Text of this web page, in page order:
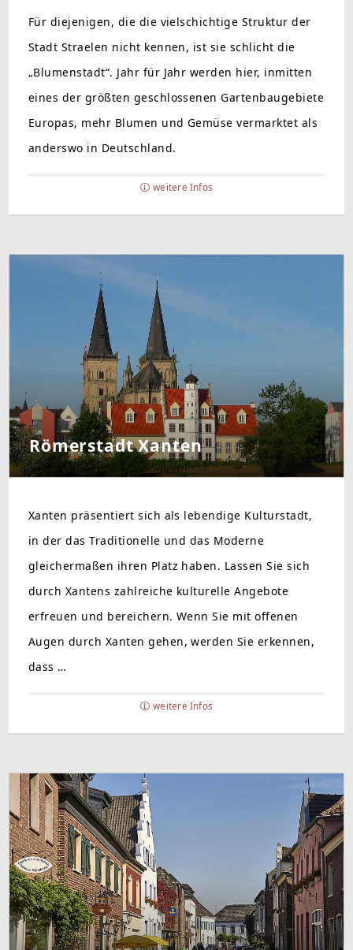
Für diejenigen, die die vielschichtige Struktur der
Stadt Straelen nicht kennen, ist sie schlicht die
„Blumenstadt“. Jahr für Jahr werden hier, inmitten
eines der größten geschlossenen Gartenbaugebiete
Europas, mehr Blumen und Gemüse vermarktet als
anderswo in Deutschland.
weitere Infos
Römerstadt Xanten
Xanten präsentiert sich als lebendige Kulturstadt,
in der das Traditionelle und das Moderne
gleichermaßen ihren Platz haben. Lassen Sie sich
durch Xantens zahlreiche kulturelle Angebote
erfreuen und bereichern. Wenn Sie mit offenen
Augen durch Xanten gehen, werden Sie erkennen,
dass …
weitere Infos